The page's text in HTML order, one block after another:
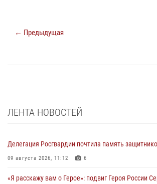
← Предыдущая
ЛЕНТА НОВОСТЕЙ
Делегация Росгвардии почтила память
09 августа 2026, 11:12 6
«Я расскажу вам о Герое»: подвиг Героя России